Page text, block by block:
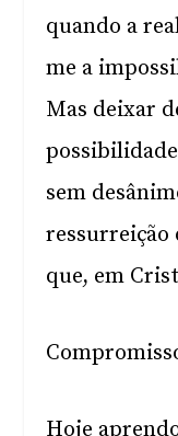
quando a
me a
Mas deixar
sem
ressurreição
que, em
Hoje